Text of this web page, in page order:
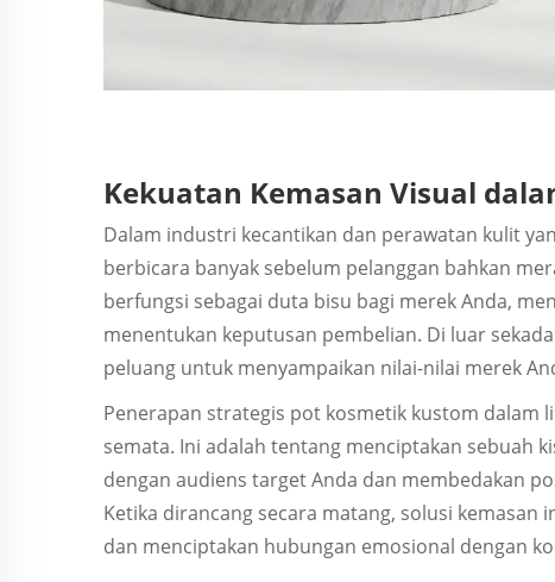
Kekuatan Kemasan Visual
Dalam industri kecantikan dan perawatan kulit
berbicara banyak sebelum pelanggan bahkan
berfungsi sebagai duta bisu bagi merek Anda,
menentukan keputusan pembelian. Di luar
peluang untuk menyampaikan nilai-nilai merek
Penerapan strategis pot kosmetik kustom dalam
semata. Ini adalah tentang menciptakan sebuah
dengan audiens target Anda dan membedakan
Ketika dirancang secara matang, solusi
dan menciptakan hubungan emosional dengan